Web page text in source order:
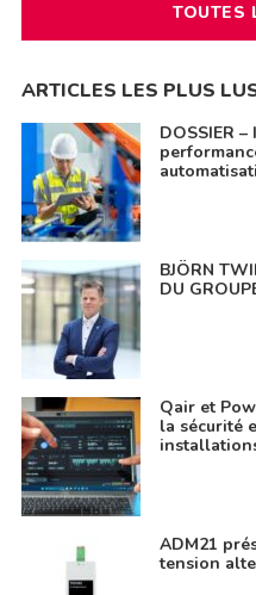
TOUTES
ARTICLES LES PLUS
DOSSIER
BJÖRN
DU
Qair et
la sécurité
ADM21
tension